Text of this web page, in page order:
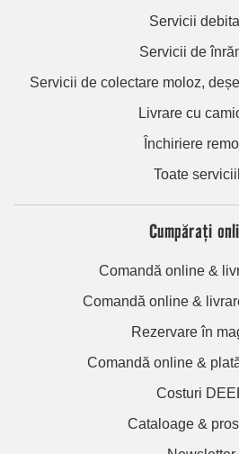
Servicii
Servicii de
Servicii de colectare moloz,
Livrare cu
Închiriere
Toate
Cumpărați
Comandă online &
Comandă online &
Rezervare în
Comandă online &
Costuri
Cataloage &